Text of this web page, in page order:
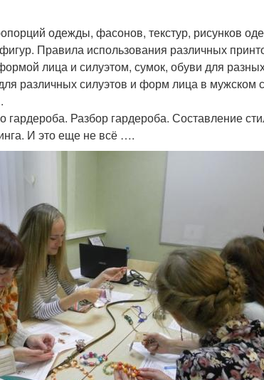
одежды, фасонов, текстур, рисунков
Правила использования различных
лица и силуэтом, сумок, обуви для
различных силуэтов и форм лица в мужском
гардероба. Разбор гардероба. Составление
И это еще не всё ….